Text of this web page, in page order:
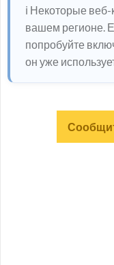
ℹ️ Некоторые
вашем регионе.
попробуйте
он уже